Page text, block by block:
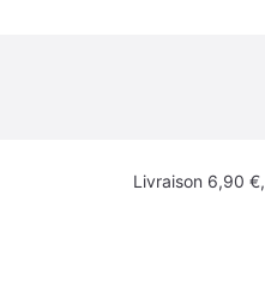
Livraison 6,90 €,